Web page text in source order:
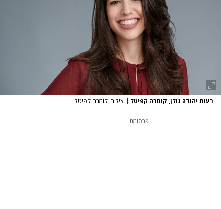
רעות יהודה גולן, קומרה קפיטל | צילום: קומרה קפיטל
פרסומת